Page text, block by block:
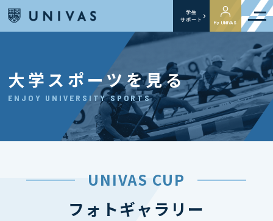
学生
サポート
My UNIVAS
大学スポーツを見る
ENJOY UNIVERSITY SPORTS
UNIVAS CUP
フォトギャラリー